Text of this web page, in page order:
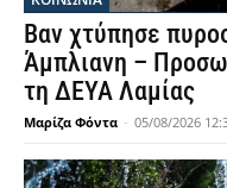
Βαν χτύπησε
Άμπλιανη –
τη ΔΕΥΑ Λαμίας
Μαρίζα Φόντα - 05/08/2026